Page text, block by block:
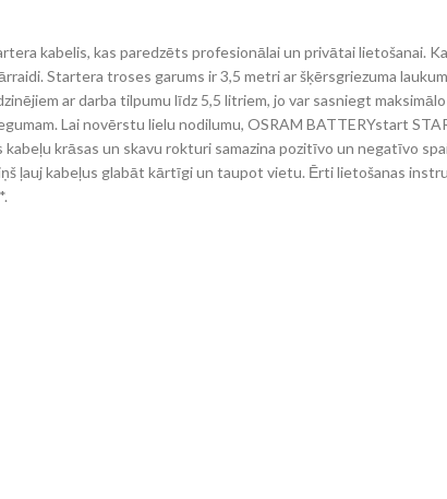
kabelis, kas paredzēts profesionālai un privātai lietošanai.
Startera troses garums ir 3,5 metri ar šķērsgriezuma
ar darba tilpumu līdz 5,5 litriem, jo var sasniegt
Lai novērstu lielu nodilumu, OSRAM BATTERYstart
krāsas un skavu rokturi samazina pozitīvo un negatīvo
ļauj kabeļus glabāt kārtīgi un taupot vietu. Ērti lietošanas